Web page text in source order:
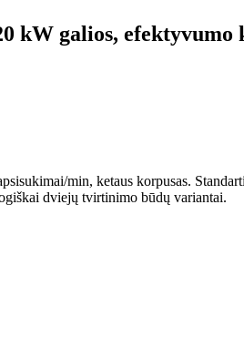
galios, efektyvumo
min, ketaus korpusas.
dviejų tvirtinimo būdų variantai.